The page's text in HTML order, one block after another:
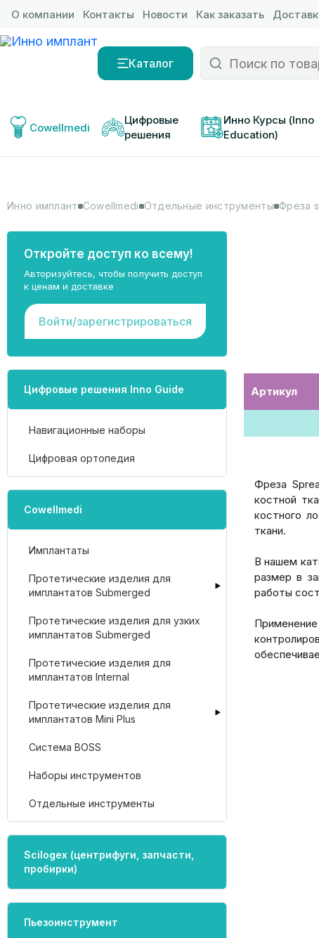
О компании Контакты Новости Как заказать
Каталог
Cowellmedi
Цифровые
решения
Инно Курсы (Inno
Education)
Инно имплант Cowellmedi Отдельные инструменты Фреза
Откройте доступ ко всему!
Авторизуйтесь, чтобы получить доступ
к ценам и доставке
Войти/зарегистрироваться
Цифровые решения Inno Guide
Навигационные наборы
Цифровая ортопедия
Cowellmedi
Имплантаты
Протетические изделия для
имплантатов Submerged
Протетические изделия для узких
имплантатов Submerged
Протетические изделия для
имплантатов Internal
Протетические изделия для
имплантатов Mini Plus
Система BOSS
Наборы инструментов
Отдельные инструменты
Scilogex (центрифуги, запчасти,
пробирки)
Пьезоинструмент
Артикул
Фреза
костной
костного
ткани.
В нашем
размер в
работы